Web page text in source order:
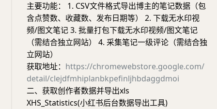
主要功能： 1. CSV文件格式导出博主的笔记数据（包
含点赞数、收藏数、发布日期等） 2. 下载无水印视
频/图文笔记 3. 批量打包下载无水印视频/图文笔记
（需结合独立网站） 4. 采集笔记一级评论（需结合独
立网站）
获取地址： https://chromewebstore.google.com/
detail/clejdfmhiplanbkpefinljhbdaggdmoi
二、获取创作者数据并导出xls
XHS_Statistics(小红书后台数据导出工具)